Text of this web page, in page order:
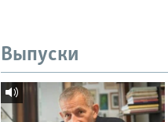
Выпуски